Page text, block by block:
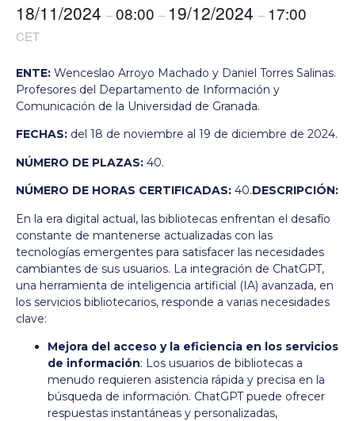
18/11/2024 –08:00 – 19/12/2024 – 17:00
CET
ENTE: Wenceslao Arroyo Machado y Daniel Torres Salinas.
Profesores del Departamento de Información y
Comunicación de la Universidad de Granada.
FECHAS: del 18 de noviembre al 19 de diciembre de 2024.
NÚMERO DE PLAZAS: 40.
NÚMERO DE HORAS CERTIFICADAS: 40.DESCRIPCIÓN:
En la era digital actual, las bibliotecas enfrentan el desafío
constante de mantenerse actualizadas con las
tecnologías emergentes para satisfacer las necesidades
cambiantes de sus usuarios. La integración de ChatGPT,
una herramienta de inteligencia artificial (IA) avanzada, en
los servicios bibliotecarios, responde a varias necesidades
clave:
Mejora del acceso y la eficiencia en los servicios
de información: Los usuarios de bibliotecas a
menudo requieren asistencia rápida y precisa en la
búsqueda de información. ChatGPT puede ofrecer
respuestas instantáneas y personalizadas,